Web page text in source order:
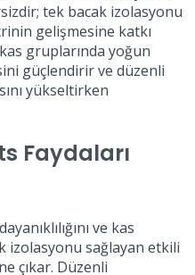
tek bacak izolasyonu
gelişmesine katkı
gruplarında yoğun
güçlendirir ve düzenli
yükseltirken
Faydaları
ve kas
izolasyonu sağlayan etkili
çıkar. Düzenli